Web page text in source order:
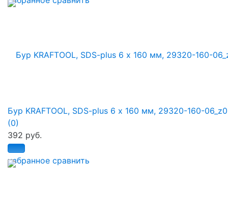
избранное сравнить
Бур KRAFTOOL, SDS-plus 6 х 160 мм, 29320-160-
(0)
392 руб.